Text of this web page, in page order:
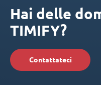
Hai delle
TIMIFY?
Contattateci